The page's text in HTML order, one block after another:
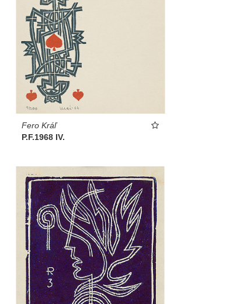
Fero Kráľ
P.F.1968 IV.